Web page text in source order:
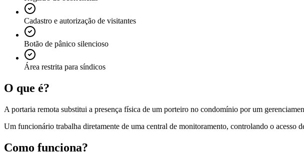
Cadastro e autorização de visitantes
Botão de pânico silencioso
Área restrita para síndicos
O que é?
A portaria remota substitui a presença física de um porteiro no condomínio por um
Um funcionário trabalha diretamente de uma central de monitoramento, controlando o acesso
Como funciona?